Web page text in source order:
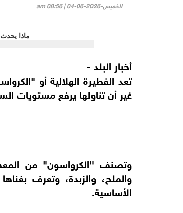
الخميس-2026-06-04 | 08:56 am
أخبار البلد -
تعد الفطيرة الهلالية أو
غير أن تناولها يرفع مستويات
وتصنف "الكرواسون" من
والملح، والزبدة، وتعرف
الأساسية.